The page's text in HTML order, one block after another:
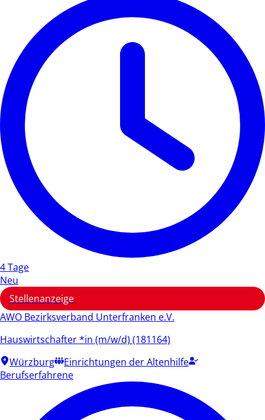
4 Tage
Neu
Stellenanzeige
AWO Bezirksverband Unterfranken e.V.
Hauswirtschafter *in (m/w/d) (181164)
Würzburg
Einrichtungen der Altenhilfe
Berufserfahrene